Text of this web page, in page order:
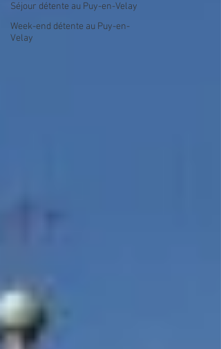
Séjour détente au Puy-en-Velay
Week-end détente au Puy-en-
Velay